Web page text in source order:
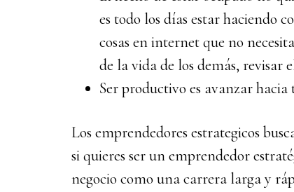
es todo los días estar haciendo
cosas en internet que no
de la vida de los demás, revisar
Ser productivo es avanzar hacia
Los emprendedores estrategicos
si quieres ser un emprendedor
negocio como una carrera larga y